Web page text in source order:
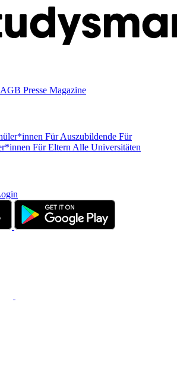
AGB Presse Magazine
Für Auszubildende Für
Für Eltern Alle Universitäten